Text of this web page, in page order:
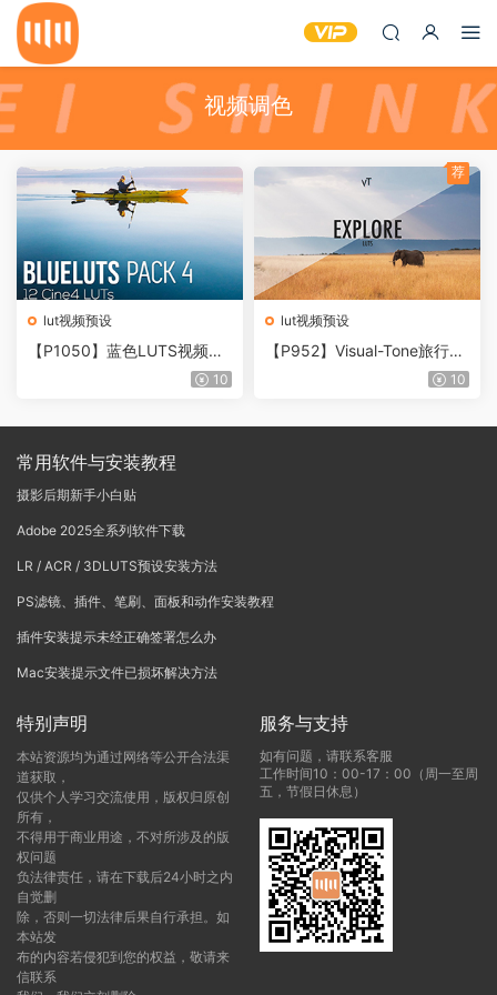
视频调色
lut视频预设
【P1050】蓝色LUTS视频调
色BLUELUTS PACK 4-Cine4
10
lut视频预设
【P952】Visual-Tone旅行电
影LUTS EXPLORE | Cinemat
10
荐
常用软件与安装教程
摄影后期新手小白贴
Adobe 2025全系列软件下载
LR / ACR / 3DLUTS预设安装方法
PS滤镜、插件、笔刷、面板和动作安装教程
插件安装提示未经正确签署怎么办
Mac安装提示文件已损坏解决方法
特别声明
本站资源均为通过网络等公开合法渠
道获取，
仅供个人学习交流使用，版权归原创
所有，
不得用于商业用途，不对所涉及的版
权问题
负法律责任，请在下载后24小时之内
自觉删
除，否则一切法律后果自行承担。如
本站发
布的内容若侵犯到您的权益，敬请来
信联系
服务与支持
如有问题，请联系客服
工作时间10：00-17：00（周一至周
五，节假日休息）